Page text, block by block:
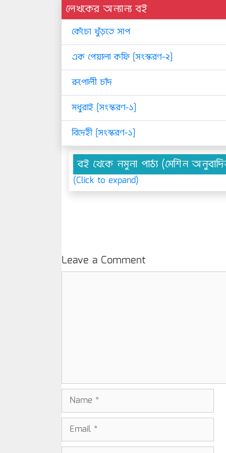
লেখকের অন্যান্য বই
কেঁচো খুঁড়তে সাপ
এক পেয়ালা কফি [সংস্করণ-২]
রুপোলী চাঁদ
মধুরাই [সংস্করণ-১]
বিদেহী [সংস্করণ-১]
বই থেকে নমুনা পাঠ্য (মেশিন
(Click to expand)
Leave a Comment
Name
Email